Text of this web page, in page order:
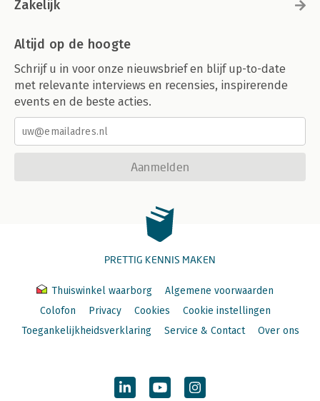
Zakelijk
Altijd op de hoogte
Schrijf u in voor onze nieuwsbrief en blijf up-to-date
met relevante interviews en recensies, inspirerende
events en de beste acties.
Aanmelden
PRETTIG KENNIS MAKEN
Thuiswinkel waarborg
Algemene voorwaarden
Colofon
Privacy Cookies
Cookie instellingen
Toegankelijkheidsverklaring
Service & Contact Over ons